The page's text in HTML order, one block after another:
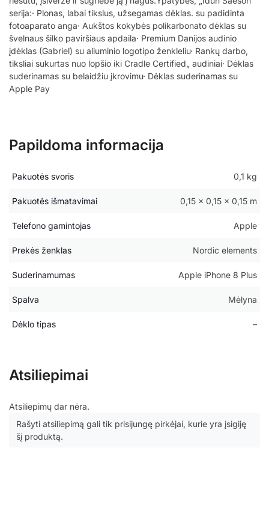
serija:· Plonas, labai tikslus, užsegamas dėklas. su padidinta
fotoaparato anga· Aukštos kokybės polikarbonato dėklas su
švelnaus šilko paviršiaus apdaila· Premium Danijos audinio
įdėklas (Gabriel) su aliuminio logotipo ženkleliu· Rankų darbo,
tiksliai sukurtas nuo lopšio iki Cradle Certified„ audiniai· Dėklas
suderinamas su belaidžiu įkrovimu· Dėklas suderinamas su
Apple Pay
Papildoma informacija
Pakuotės svoris 0,1 kg
Pakuotės išmatavimai 0,15 × 0,15 × 0,15 m
Telefono gamintojas Apple
Prekės ženklas Nordic elements
Suderinamumas Apple iPhone 8 Plus
Spalva Mėlyna
Dėklo tipas –
Atsiliepimai
Atsiliepimų dar nėra.
Rašyti atsiliepimą gali tik prisijungę pirkėjai, kurie yra įsigiję
šį produktą.